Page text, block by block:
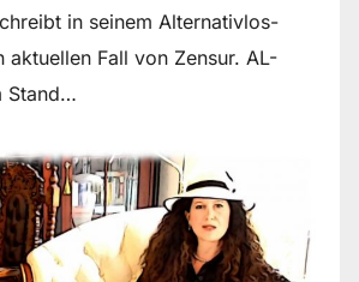
in seinem Alternativlos-
aktuellen Fall von Zensur. AL-
Stand…